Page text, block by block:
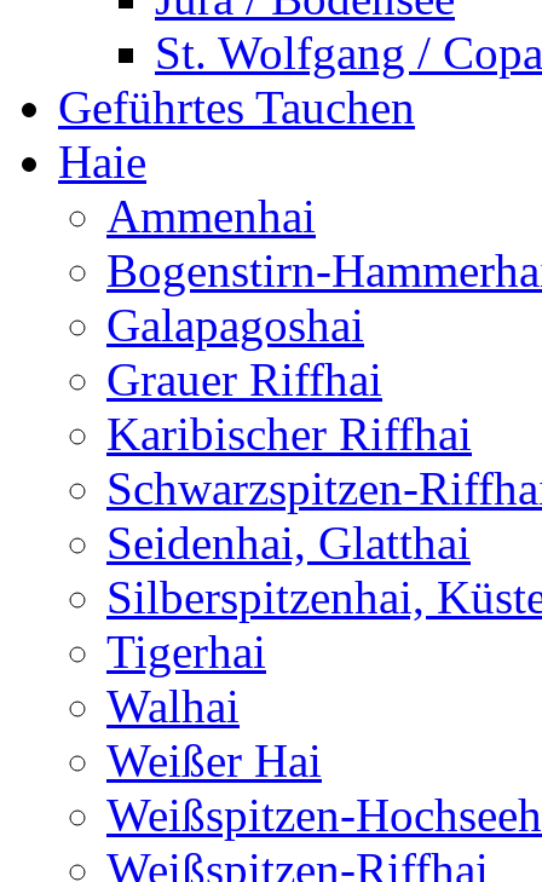
St. Wolfgang /
Geführtes Tauchen
Haie
Ammenhai
Bogenstirn-
Galapagoshai
Grauer Riffhai
Karibischer Riffhai
Schwarzspitzen-
Seidenhai, Glatthai
Silberspitzenhai,
Tigerhai
Walhai
Weißer Hai
Weißspitzen-
Weißspitzen-Riffhai